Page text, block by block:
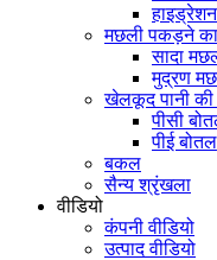
मछली पकड़ने
सादा
मुद्रण
खेलकूद पानी की
पीसी
पीई बोतल
बकल
सैन्य श्रृंखला
वीडियो
कंपनी वीडियो
उत्पाद वीडियो